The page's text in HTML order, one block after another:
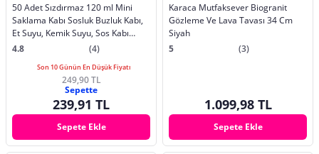
50 Adet Sızdırmaz 120 ml Mini
Saklama Kabı Sosluk Buzluk Kabı,
Et Suyu, Kemik Suyu, Sos Kabı
Mutfak
4.8 (4)
Son 10 Günün En Düşük Fiyatı
249,90 TL
Sepette
239,91 TL
Sepete Ekle
Karaca Mutfaksever Biogranit
Gözleme Ve Lava Tavası 34 Cm
Siyah
5
(3)
1.099,98 TL
Sepete Ekle